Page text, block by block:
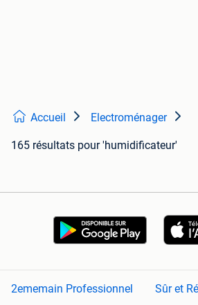
Accueil Electroménager
165 résultats pour 'humidificateur'
2ememain Professionnel Sûr et